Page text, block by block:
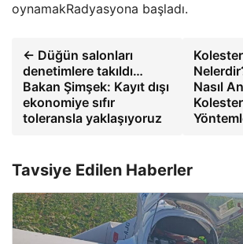
oynamakRadyasyona başladı.
← Düğün salonları
denetimlere takıldı…
Bakan Şimşek: Kayıt dışı
ekonomiye sıfır
toleransla yaklaşıyoruz
Nasıl
Tavsiye Edilen Haberler